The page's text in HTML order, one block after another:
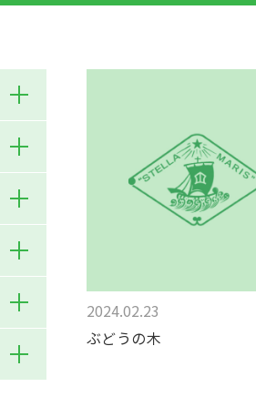
2024.02.23
ぶどうの木